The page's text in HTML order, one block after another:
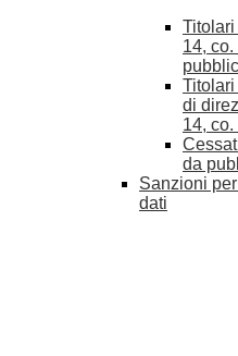
14,
di
14,
da
Sanzioni
dati